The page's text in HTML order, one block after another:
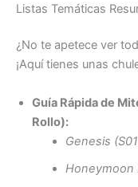
Listas Temáticas
¿No te apetece ver
¡Aquí tienes unas
Guía Rápida de
Rollo):
Genesis
Honeymoon